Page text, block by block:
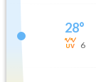
28°
6